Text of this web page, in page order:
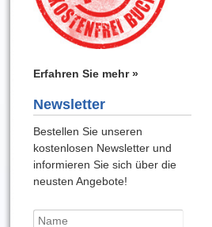
Erfahren Sie mehr »
Newsletter
Bestellen Sie unseren
kostenlosen Newsletter und
informieren Sie sich über die
neusten Angebote!